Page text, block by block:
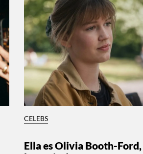
CELEBS
Ella es Olivia Booth-Ford,